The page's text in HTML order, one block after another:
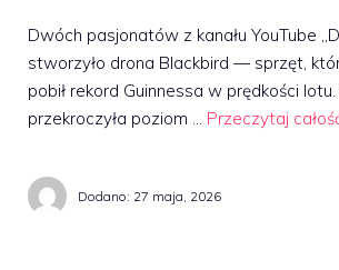
Dwóch pasjonatów z kanału YouTube
stworzyło drona Blackbird — sprzęt,
pobił rekord Guinnessa w prędkości
przekroczyła poziom … Przeczytaj
Dodano: 27 maja, 2026